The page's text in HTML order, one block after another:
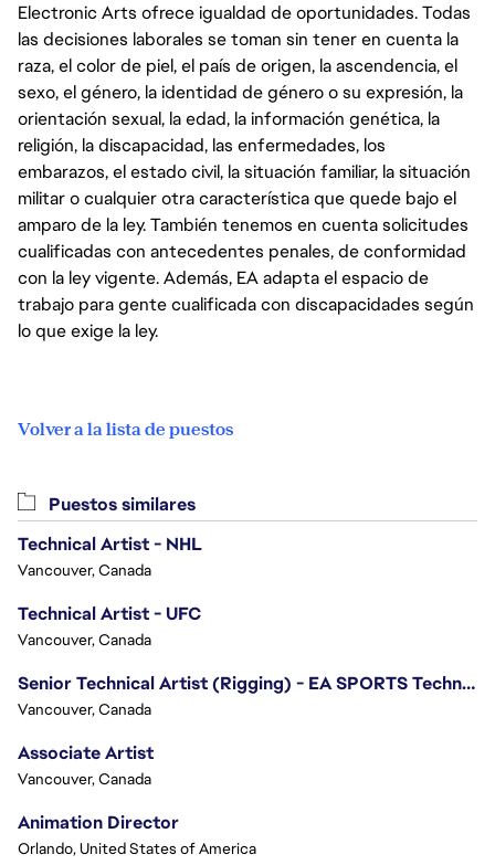
Electronic Arts ofrece igualdad de oportunidades. Todas
las decisiones laborales se toman sin tener en cuenta la
raza, el color de piel, el país de origen, la ascendencia, el
sexo, el género, la identidad de género o su expresión, la
orientación sexual, la edad, la información genética, la
religión, la discapacidad, las enfermedades, los
embarazos, el estado civil, la situación familiar, la situación
militar o cualquier otra característica que quede bajo el
amparo de la ley. También tenemos en cuenta solicitudes
cualificadas con antecedentes penales, de conformidad
con la ley vigente. Además, EA adapta el espacio de
trabajo para gente cualificada con discapacidades según
lo que exige la ley.
Volver a la lista de puestos
Puestos similares
Technical Artist - NHL
Vancouver, Canada
Technical Artist - UFC
Vancouver, Canada
Senior Technical Artist (Rigging) - EA SPORTS Technology
Vancouver, Canada
Associate Artist
Vancouver, Canada
Animation Director
Orlando, United States of America